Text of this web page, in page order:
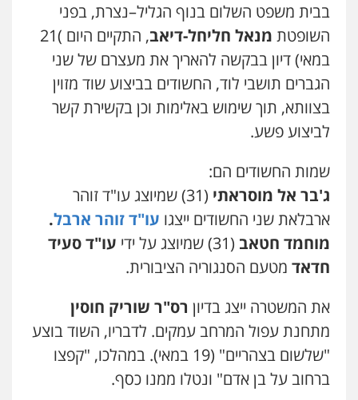
עו"ד זוהר ארבל
פלילי פשיעה חמורה מעצרים וחקירות
קטינים
0538788878
בבית משפט השלום בנוף הגליל–נצרת, בפני
השופטת מנאל חליחל-דיאב
, התקיים היום )21
במאי) דיון בבקשה להאריך את מעצרם של שני
הגברים תושבי לוד, החשודים בביצוע שוד מזוין
בצוותא, תוך שימוש באלימות וכן בקשירת קשר
לביצוע פשע.
שמות החשודים הם:
ג'בר אל מוסראתי
(31) שמיוצג עו"ד זוהר
ארבלאת שני החשודים ייצגו עו"ד זוהר ארבל.
מוחמד חטאב (31) שמיוצג על ידי
עו"ד סעיד
חדאד מטעם הסנגוריה הציבורית.
את המשטרה ייצג בדיון רס"ר שוריק חוסין
מתחנת עפול המרחב עמקים. לדבריו, השוד בוצע
"שלשום בצהריים" (19 במאי). במהלכו, "קפצו
ברחוב על בן אדם" ונטלו ממנו כסף.
0544712201
עו"ד בועז קניג
פלילי משפחה כלכלי צבאי
0507003001
פלילי עבירות תנועה
0546470989
עו"ד אבי כהן
פלילי פשיעה חמורה קטינים
סמים עבירות מין
ויקי שמואל – משרד עו"ד
פלילי משפט פלילי
0528959600